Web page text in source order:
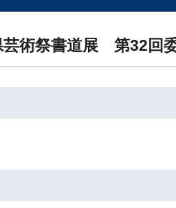
術祭書道展 第32回